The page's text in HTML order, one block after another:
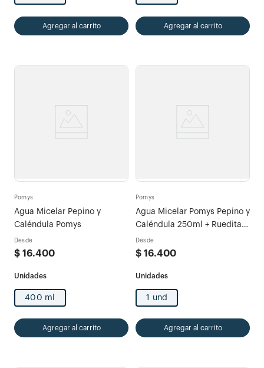
Agregar al carrito Agregar al carrito
Pomys
Agua Micelar Pepino y
Caléndula Pomys
Desde
$ 16.400
400 ml
Agregar al carrito
Pomys
Agua Micelar Pomys Pepino y
Caléndula 250ml + Rueditas
Faciales Original x 60u
Desde
$ 16.400
1 und
Agregar al carrito